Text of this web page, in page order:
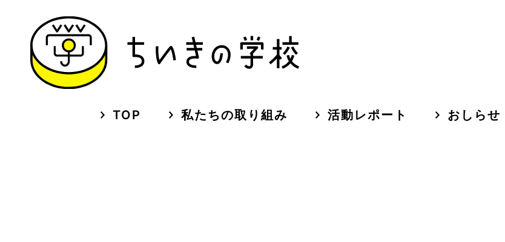
TOP 私たちの取り組み 活動レポート おしらせ